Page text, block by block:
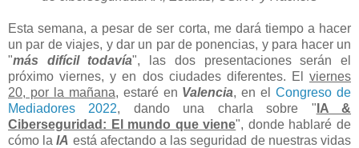
Esta semana, a pesar de ser corta, me dará tiempo a hacer
un par de viajes, y dar un par de ponencias, y para hacer un
"más difícil todavía", las dos presentaciones serán el
próximo viernes, y en dos ciudades diferentes. El viernes
20, por la mañana, estaré en Valencia, en elCongreso de
Mediadores 2022, dando una charla sobre " IA &
Ciberseguridad: El mundo que viene", donde hablaré de
cómo laIA está afectando a las seguridad de nuestras vidas